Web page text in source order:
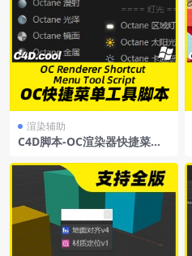
渲染辅助
C4D脚本-OC渲染器快捷菜单